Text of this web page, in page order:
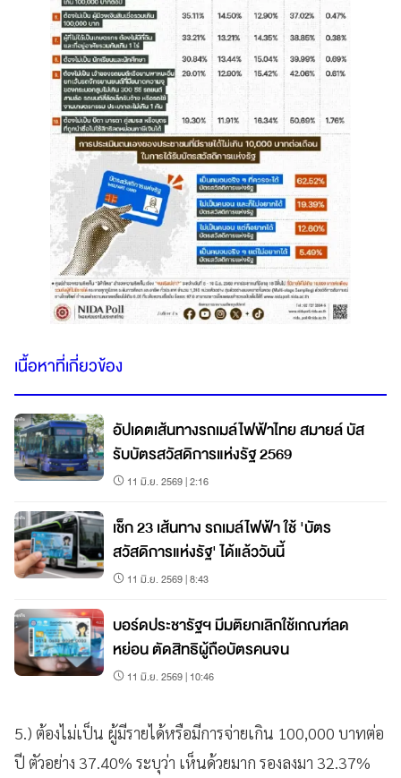
เนื้อหาที่เกี่ยวข้อง
อัปเดตเส้นทางรถเมล์ไฟฟ้าไทย สมายล์ บัส
รับบัตรสวัสดิการแห่งรัฐ 2569
11 มิ.ย. 2569 | 2:16
เช็ก 23 เส้นทาง รถเมล์ไฟฟ้า ใช้ 'บัตร
สวัสดิการแห่งรัฐ' ได้แล้ววันนี้
11 มิ.ย. 2569 | 8:43
บอร์ดประชารัฐฯ มีมติยกเลิกใช้เกณฑ์ลด
หย่อน ตัดสิทธิผู้ถือบัตรคนจน
11 มิ.ย. 2569 | 10:46
5.) ต้องไม่เป็น ผู้มีรายได้หรือมีการจ่ายเกิน 100,000 บาทต่อ
ปี ตัวอย่าง 37.40% ระบุว่า เห็นด้วยมาก รองลงมา 32.37%